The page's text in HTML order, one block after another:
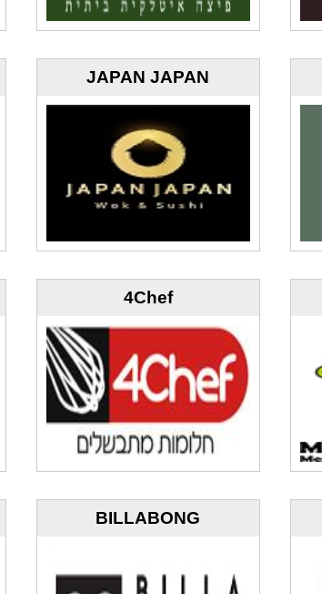
JAPAN JAPAN
4Chef
BILLABONG